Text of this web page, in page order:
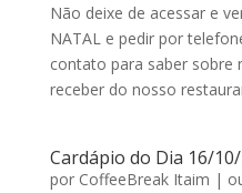
Não deixe de acessar e
NATAL e pedir por
contato para saber sobre
receber do nosso
Cardápio do Dia 16/
por CoffeeBreak Itaim |